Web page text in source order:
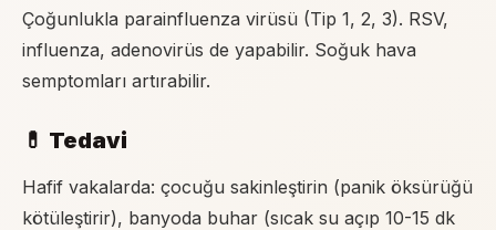
Çoğunlukla parainfluenza virüsü (Tip 1, 2, 3). RSV,
influenza, adenovirüs de yapabilir. Soğuk hava
semptomları artırabilir.
💊 Tedavi
Hafif vakalarda: çocuğu sakinleştirin (panik öksürüğü
kötüleştirir), banyoda buhar (sıcak su açıp 10-15 dk